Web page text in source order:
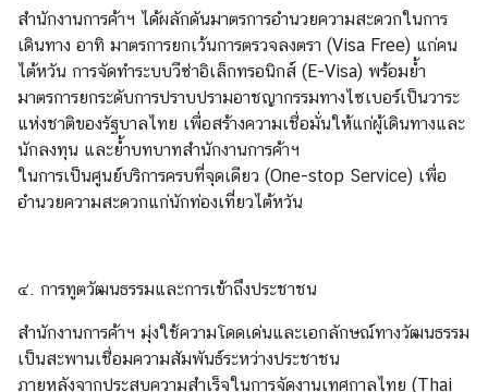
a
n
d
A
c
t
i
v
i
s
สำนักงานการค้าฯ ได้ผลักดันมาตรการอำนวยความสะดวกในการ
เดินทาง อาทิ มาตรการยกเว้นการตรวจลงตรา (Visa Free) แก่คน
ไต้หวัน การจัดทำระบบวีซ่าอิเล็กทรอนิกส์ (E-Visa) พร้อมย้ำ
มาตรการยกระดับการปราบปรามอาชญากรรมทางไซเบอร์เป็นวาระ
แห่งชาติของรัฐบาลไทย เพื่อสร้างความเชื่อมั่นให้แก่ผู้เดินทางและ
นักลงทุน และย้ำบทบาทสำนักงานการค้าฯ
ในการเป็นศูนย์บริการครบที่จุดเดียว (One-stop Service) เพื่อ
อำนวยความสะดวกแก่นักท่องเที่ยวไต้หวัน
๔. การทูตวัฒนธรรมและการเข้าถึงประชาชน
สำนักงานการค้าฯ มุ่งใช้ความโดดเด่นและเอกลักษณ์ทางวัฒนธรรม
เป็นสะพานเชื่อมความสัมพันธ์ระหว่างประชาชน
ภายหลังจากประสบความสำเร็จในการจัดงานเทศกาลไทย (Thai